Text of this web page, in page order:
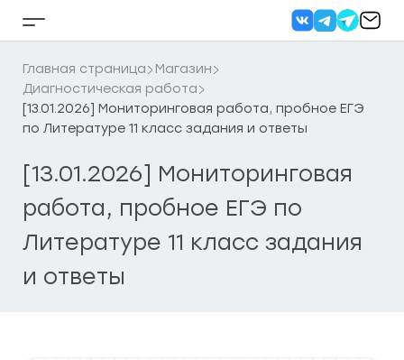
Кнопка
бокового
меню
Главная страница
Магазин
Диагностическая работа
[13.01.2026] Мониторинговая работа, пробное ЕГЭ
по Литературе 11 класс задания и ответы
[13.01.2026] Мониторинговая
работа, пробное ЕГЭ по
Литературе 11 класс задания
и ответы